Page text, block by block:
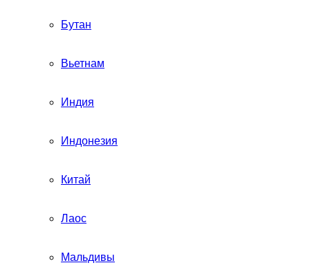
Бутан
Вьетнам
Индия
Индонезия
Китай
Лаос
Мальдивы